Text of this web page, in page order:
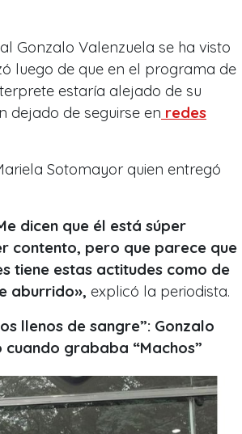
Gonzalo Valenzuela se ha visto
luego de que en el programa de
estaría alejado de su
dejado de seguirse en redes
Sotomayor quien entregó
dicen que él está súper
contento, pero que parece que
tiene estas actitudes como de
aburrido», explicó la periodista.
llenos de sangre”: Gonzalo
grababa “Machos”